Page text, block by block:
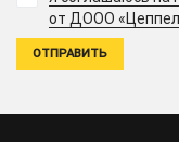
от ДООО